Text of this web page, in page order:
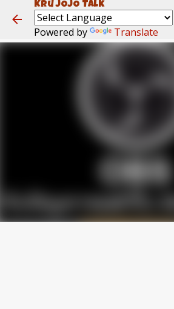
ข้ามไปที่เนื้อหาหลัก
Kru JOJO Talk
Powered by Translate